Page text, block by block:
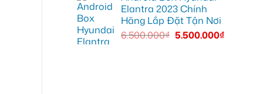
Elantra 2023 Chính
Hãng Lắp Đặt Tận Nơi
6.500.000₫ 5.500.000₫